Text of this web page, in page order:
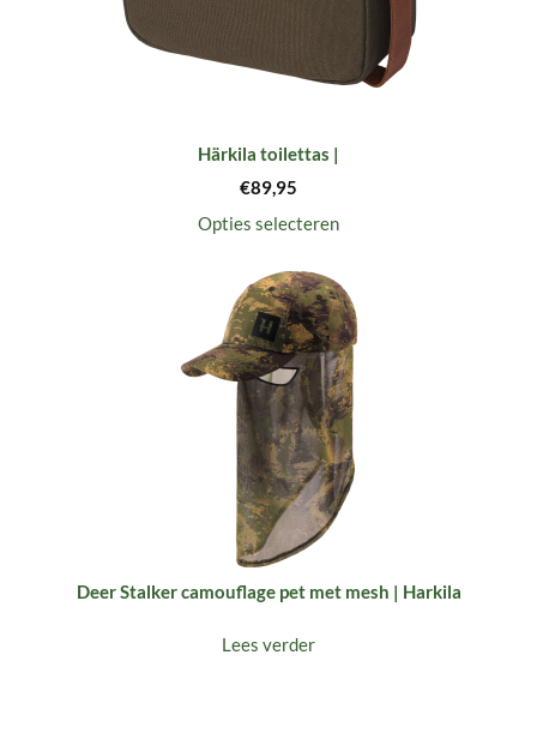
Härkila toilettas |
€89,95
Opties selecteren
Deer Stalker camouflage pet met mesh | Harkila
Lees verder